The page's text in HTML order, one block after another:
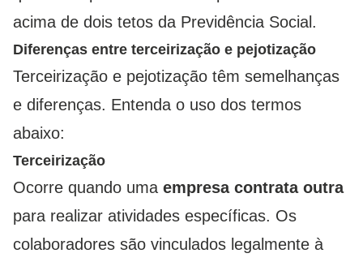
acima de dois tetos da Previdência Social.
Diferenças entre terceirização e pejotização
Terceirização e pejotização têm semelhanças
e diferenças. Entenda o uso dos termos
abaixo:
Terceirização
Ocorre quando uma empresa contrata outra
para realizar atividades específicas. Os
colaboradores são vinculados legalmente à